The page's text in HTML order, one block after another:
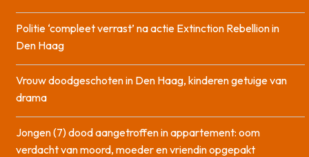
Politie ‘compleet verrast’ na actie Extinction Rebellion in
Den Haag
Vrouw doodgeschoten in Den Haag, kinderen getuige van
drama
Jongen (7) dood aangetroffen in appartement: oom
verdacht van moord, moeder en vriendin opgepakt